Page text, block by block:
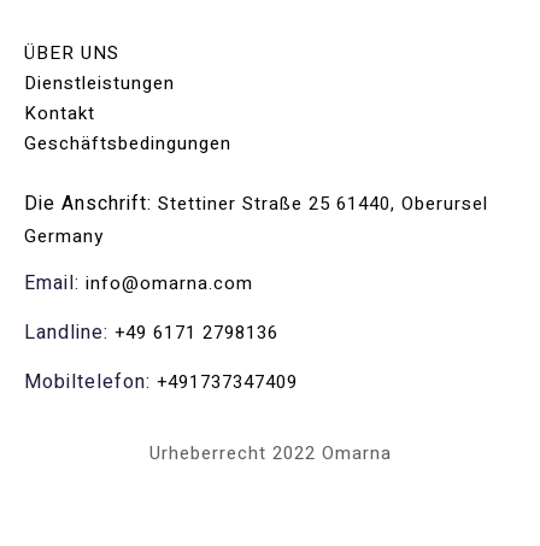
ÜBER UNS
Dienstleistungen
Kontakt
Geschäftsbedingungen
Die Anschrift: Stettiner Straße 25 61440, Oberursel
Germany
Email: info@omarna.com
Landline: +49 6171 2798136
Mobiltelefon: +491737347409
Urheberrecht 2022 Omarna